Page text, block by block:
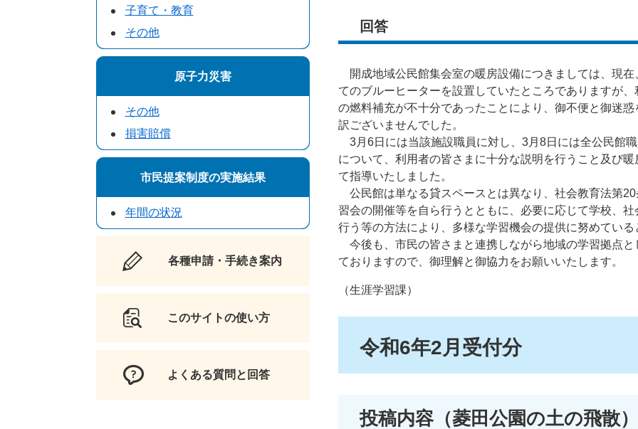
回答
開成地域公民館集会室の暖房設備につきましては、現
てのブルーヒーターを設置していたところでありますが
の燃料補充が不十分であったことにより、御不便と御迷
訳ございませんでした。
3月6日には当該施設職員に対し、3月8日には全公民館
について、利用者の皆さまに十分な説明を行うこと及び
て指導いたしました。
公民館は単なる貸スペースとは異なり、社会教育法第
習会の開催等を自ら行うとともに、必要に応じて学校、
行う等の方法により、多様な学習機会の提供に努めてい
今後も、市民の皆さまと連携しながら地域の学習拠点
ておりますので、御理解と御協力をお願いいたします。
（生涯学習課）
令和6年2月受付分
投稿内容（菱田公園の土の飛散）
子育て・教育
その他
原子力災害
その他
損害賠償
市民提案制度の実施結果
年間の状況
各種申請・手続き案内
このサイトの使い方
よくある質問と回答